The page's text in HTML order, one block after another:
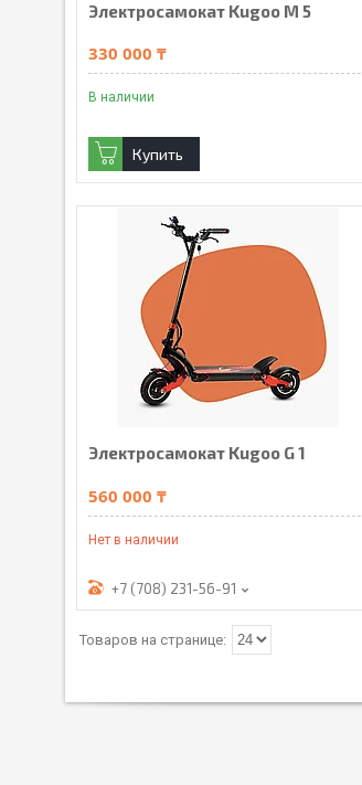
Электросамокат Kugoo M 5
330 000 ₸
В наличии
Купить
Электросамокат Kugoo G 1
560 000 ₸
Нет в наличии
+7 (708) 231-56-91